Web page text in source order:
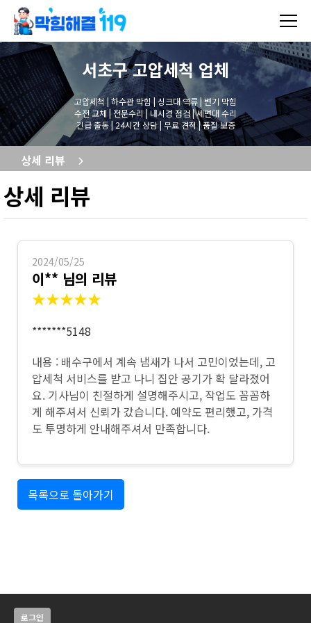
서초구 고압세척업체
고압세척 | 하수관 막힘 | 싱크대 역류 | 변기 막힘
수전 교체 | 전문수리 | 내시경 점검 | 세면대 수리
긴급 출동 | 24시간 상담 | 무료 견적 | 품질 보증
상세 리뷰
상세 리뷰
2024/05/25
이** 님의 리뷰
★★★★★
*******5148
내용 : 배수구에서 계속 냄새가 나서 고민이었는데, 고
압세척 서비스를 받고 나니 집안 공기가 확 달라졌어
요. 기사님이 친절하게 설명해주시고, 작업도 꼼꼼하
게 해주셔서 신뢰가 갔습니다. 예약도 편리했고, 가격
도 투명하게 안내해주셔서 만족합니다.
목록으로 돌아가기
로그인